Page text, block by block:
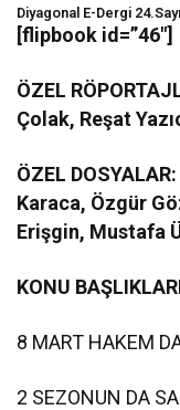
Diyagonal E-Dergi 24.Sayı
[flipbook id=”46″]
ÖZEL
Çolak, Reşat
ÖZEL
Karaca, Özgür
Erişgin, Mustafa
KONU
8 MART HAKEM
2 SEZONUN DA